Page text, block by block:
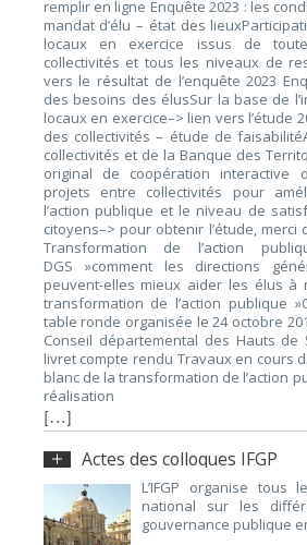
remplir en ligne Enquête 2023 : les
mandat d’élu – état des
locaux en exercice issus de
collectivités et tous les niveaux de
vers le résultat de l’enquête 2023
des besoins des élusSur la base de
locaux en exercice–> lien vers l’étude
des collectivités – étude de
collectivités et de la Banque des
original de coopération interactive
projets entre collectivités pour
l’action publique et le niveau de
citoyens–> pour obtenir l’étude, merci
Transformation de l’action
DGS »comment les directions
peuvent-elles mieux aider les élus
transformation de l’action publique
table ronde organisée le 24 octobre
Conseil départemental des Hauts de
livret compte rendu Travaux en cours
blanc de la transformation de l’action
réalisation
[…]
Actes des colloques IFGP
L’IFGP organise tous
national sur les
gouvernance publique